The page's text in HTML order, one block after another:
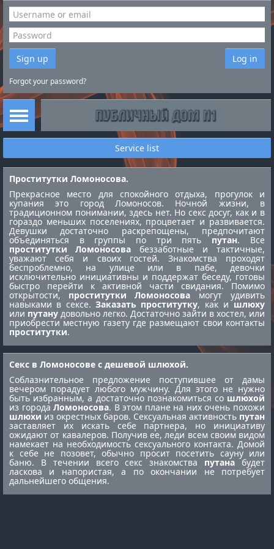
Sign up Log in
Forgot your password?
Service list
Проститутки Ломоносова.
Прекрасное место для спокойного отдыха, прогулок и
купания это город Ломоносов. Ночной жизни, в
традиционном понимании, здесь нет. Но секс досуг, как и в
гораздо меньших поселениях, процветает и развивается.
Девушки достаточно раскрепощены, предпочитают
объединяться в группы по три пять путан. Все
проститутки Ломоносова беззаботные и тактичные,
уважают себя и своих гостей. Знакомства проходят
беспроблемно, на улице или в пабе, девочки
исключительно инициативны и поддержат беседу, готовы
быстро перейти к активной части свидания. Помимо
открытости, проститутки Ломоносова могут удивить
навыками в сексе. Заказать проститутку, как ишлюху
или путану довольно легко. Достаточно зайти в хостел, или
приобрести местную газету где размещают свои контакты
проститутки.
Секс в Ломоносове с дешевой шлюхой.
Соблазнительное предложение поступившее от дамы
вечером порадует любого мужчину. Для этого не нужно
быть избранным, а достаточно познакомиться со шлюхой
из городаЛомоносова. В этом плане на них очень похожи
шлюхииз окрестных баров. Сексуальная активность путан
заставляет их искать себе партнера, но инициативу
ожидают от кавалеров. Получив ее, леди всем своим видом
намекает на необходимость сексуального контакта. Домой
к себе не позовет, обычно просит посетить сауну или
баню. В течении всего секс знакомства путана будет
ласкова и напористая, а по окончании не потребует
дальнейшего общения.